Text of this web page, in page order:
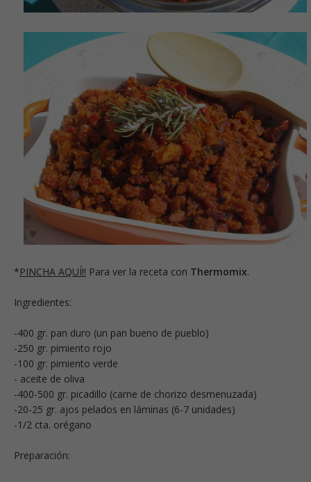
*PINCHA AQUÍ!! Para ver la receta con Thermomix.
Ingredientes:
-400 gr. pan duro (un pan bueno de pueblo)
-250 gr. pimiento rojo
-100 gr. pimiento verde
- aceite de oliva
-400-500 gr. picadillo (carne de chorizo desmenuzada)
-20-25 gr. ajos pelados en láminas (6-7 unidades)
-1/2 cta. orégano
Preparación: